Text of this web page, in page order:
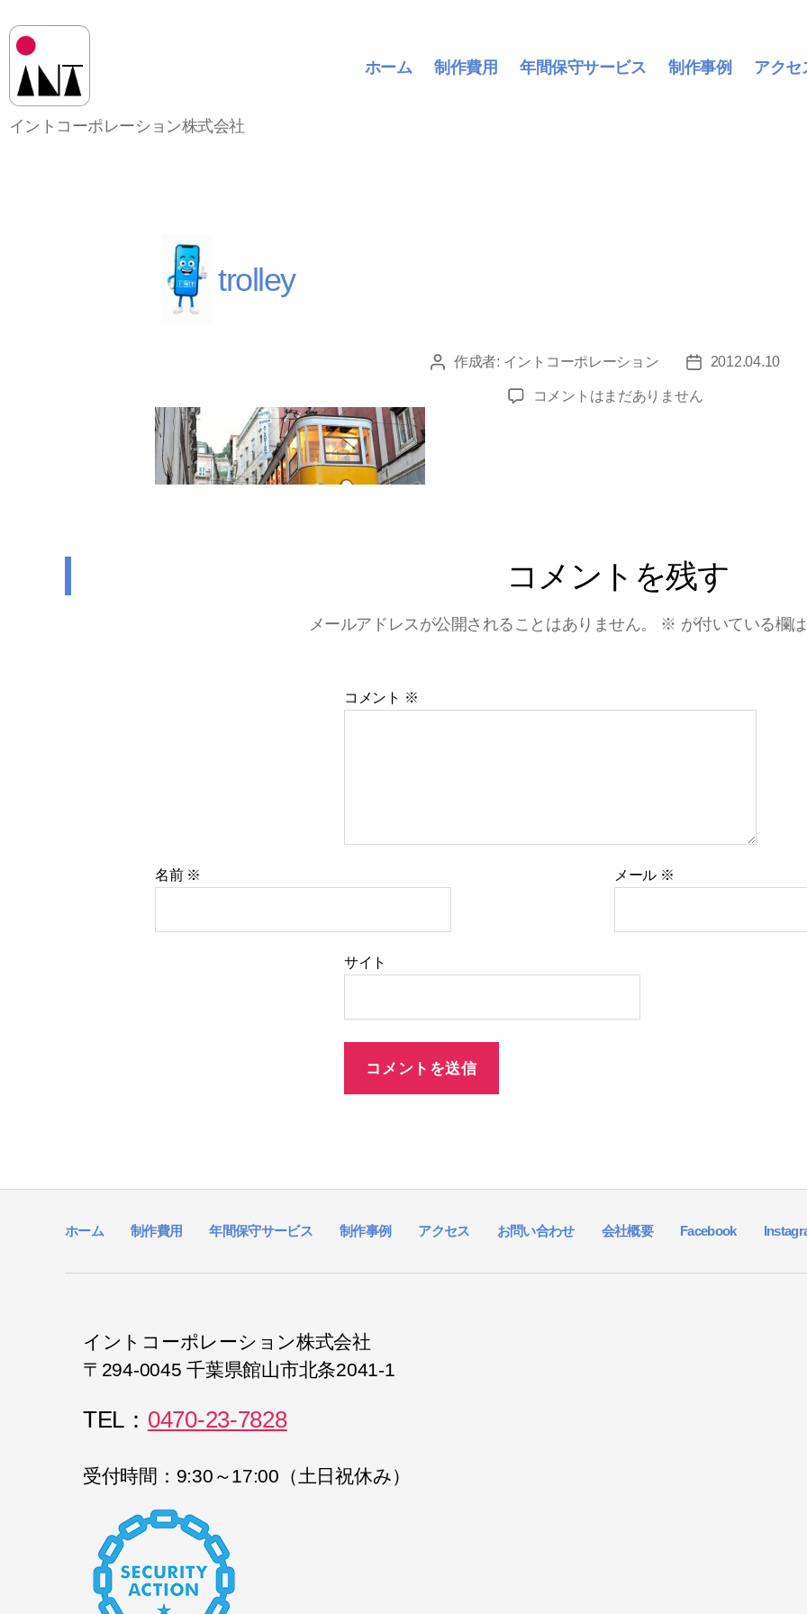
イ
ン
イントコーポレーション株式会社
ホーム 制作費用 年間保守サービス 制作事例 アクセ
trolley
投 作成者: イントコーポレーション
投
日
2012.04.10
trolley
コメントはまだありません
コメントを残す
メールアドレスが公開されることはありません。 ※ が付いている欄
コメント ※
名前 ※ メール ※
サイト
ホーム 制作費用 年間保守サービス 制作事例 アクセス お問い合わせ 会社概要 Facebook
イントコーポレーション株式会社
〒294-0045 千葉県館山市北条2041-1
TEL： 0470-23-7828
受付時間：9:30～17:00（土日祝休み）